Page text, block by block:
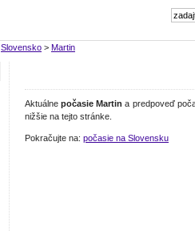
Slovensko > Martin
Aktuálnepočasie Martin a predpoveď
nižšie na tejto stránke.
Pokračujte na: počasie na Slovensku